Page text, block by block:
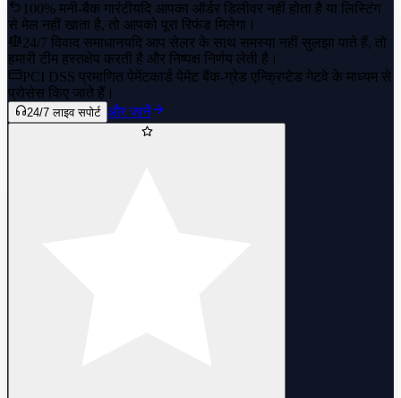
100% मनी-बैक गारंटीयदि आपका ऑर्डर डिलीवर नहीं होता है या लिस्टिंग
से मेल नहीं खाता है, तो आपको पूरा रिफंड मिलेगा।
24/7 विवाद समाधानयदि आप सेलर के साथ समस्या नहीं सुलझा पाते हैं, तो
हमारी टीम हस्तक्षेप करती है और निष्पक्ष निर्णय लेती है।
PCI DSS प्रमाणित पेमेंटकार्ड पेमेंट बैंक-ग्रेड एन्क्रिप्टेड गेटवे के माध्यम से
प्रोसेस किए जाते हैं।
24/7 लाइव सपोर्ट और जानें